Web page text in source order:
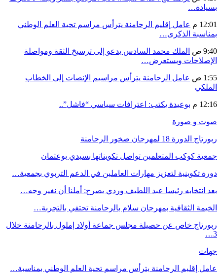
بسيادة…
12:01 م
عامل إقليم الرحامنة يترأس مراسم تحية العلم الوطني
بمناسبة الذكرى…
9:40 ص
الملك محمد السادس يدعو إلى ترسيخ الثقة ومواصلة
الإصلاحات ويستعرض…
1:55 ص
عامل الرحامنة يترأس مراسيم الإنصات إلى الخطاب
الملكي
12:16 م بوعيدة يكتب: اعترافات سياسي “فاشل”..
صوت و صورة
ربورتاج الدورة 18 لمهرجان صخور الرحامنة
جمعية كوكب المتعلمين تواصل تكويناتها بسيدي بوعثمان
دورة تكوينية لتعزيز مهارات العاملين في الدعم التربوي بجمعية…
بعد انتخابه رئيسا عبد اللطيف وردي يصرح: أملنا أن نغير وجه…
الخيمة الثقافية بمهرجان سلام بالرحامنة تحتفي بالتجربة…
ربورتاج خاص عن حصيلة مجلس جماعة أولاد إملول بالرحامنة خلال
3…
جهات
عامل إقليم الرحامنة يترأس مراسم تحية العلم الوطني بمناسبة…